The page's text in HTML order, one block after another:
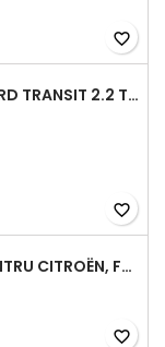
favorite_border
MIEZ TURBINĂ FORD TRANSIT 2.2 TDCI (2007-2016)
favorite_border
MIEZ TURBINĂ PENTRU CITROËN, FORD, MAZDA, MINI, PEUGEOT ȘI VOLVO - MOTORIZĂRI 1.6 HDI ȘI 1.6 D
favorite_border